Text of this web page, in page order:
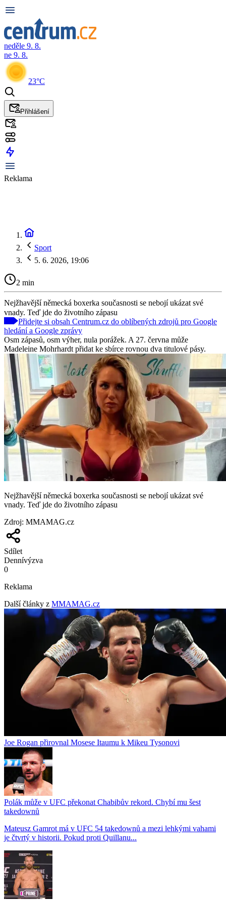
neděle 9. 8.
ne 9. 8.
23°C
Přihlášení
Reklama
Sport
5. 6. 2026, 19:06
2 min
Nejžhavější německá boxerka současnosti se nebojí ukázat své
vnady. Teď jde do životního zápasu
Přidejte si obsah Centrum.cz do oblíbených zdrojů pro Google
hledání a Google zprávy
Osm zápasů, osm výher, nula porážek. A 27. června může
Madeleine Mohrhardt přidat ke sbírce rovnou dva titulové pásy.
Nejžhavější německá boxerka současnosti se nebojí ukázat své
vnady. Teď jde do životního zápasu
Zdroj: MMAMAG.cz
Sdílet
Dennívýzva
0
Reklama
Další články z MMAMAG.cz
Joe Rogan přirovnal Mosese Itaumu k Mikeu Tysonovi
Polák může v UFC překonat Chabibův rekord. Chybí mu šest
takedownů
Mateusz Gamrot má v UFC 54 takedownů a mezi lehkými vahami
je čtvrtý v historii. Pokud proti Quillanu...